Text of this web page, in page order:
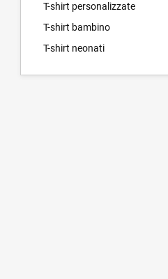
T-shirt personalizzate
T-shirt bambino
T-shirt neonati